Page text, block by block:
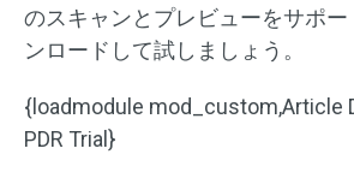
のスキャンとプレビューをサポー
ンロードして試しましょう。
{loadmodule mod_custom,Article
PDR Trial}